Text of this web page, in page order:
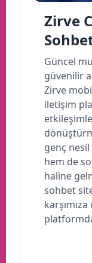
Zirve
Güncel
güvenilir
Zirve
iletişim
genç
hem de
haline
sohbet